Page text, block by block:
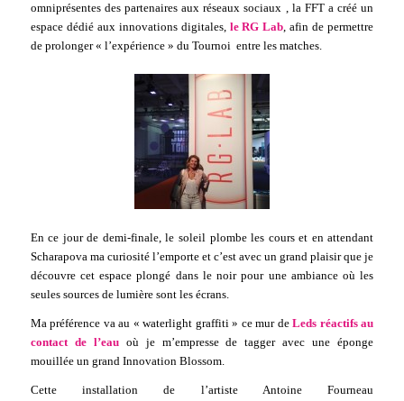
omniprésentes des partenaires aux réseaux sociaux , la FFT a créé un
espace dédié aux innovations digitales, le RG Lab, afin de permettre
de prolonger « l’expérience » du Tournoi entre les matches.
En ce jour de demi-finale, le soleil plombe les cours et en attendant
Scharapova ma curiosité l’emporte et c’est avec un grand plaisir que je
découvre cet espace plongé dans le noir pour une ambiance où les
seules sources de lumière sont les écrans.
Ma préférence va au « waterlight graffiti » ce mur deLeds réactifs au
contact de l’eauoù je m’empresse de tagger avec une éponge
mouillée un grand Innovation Blossom.
Cette installation de l’artiste Antoine Fourneau